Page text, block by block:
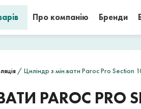
Про компанію Бренди
/ Циліндр з мін.вати Paroc Pro Section
PAROC PRO